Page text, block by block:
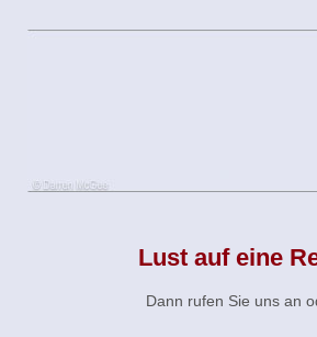
Lust auf eine
Dann rufen Sie uns an